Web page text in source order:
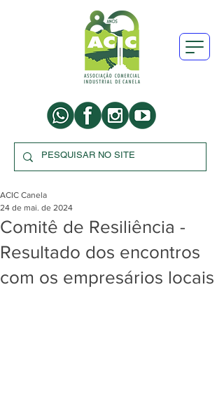
Comitê de Resiliência -
Resultado dos encontros
com os empresários locais
ACIC Canela
24 de mai. de 2024